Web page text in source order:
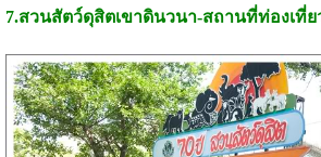
7.สวนสัตว์ดุสิตเขาดินวนา-สถานที่ท่องเที่ย